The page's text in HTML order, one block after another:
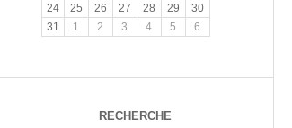
24
25 26 27 28 29
30
31
1 2 3 4 5 6
RECHERCHE